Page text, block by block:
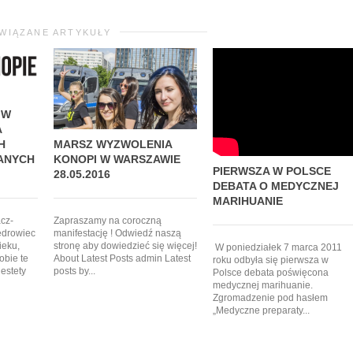
ARTYKUŁY
te
MARSZ WYZWOLENIA
KONOPI W WARSZAWIE
28.05.2016
Zapraszamy na coroczną
manifestację ! Odwiedź naszą
stronę aby dowiedzieć się więcej!
About Latest Posts admin Latest
posts by...
PIERWSZA W POLSCE
DEBATA O MEDYCZNEJ
MARIHUANIE
W poniedziałek 7 marca 2011
roku odbyła się pierwsza w
Polsce debata poświęcona
medycznej marihuanie.
Zgromadzenie pod hasłem
„Medyczne preparaty...